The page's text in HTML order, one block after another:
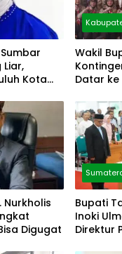
Kota
Wakil
Datar ke
Nurkholis
Digugat
Bupati
Inoki
Direktur